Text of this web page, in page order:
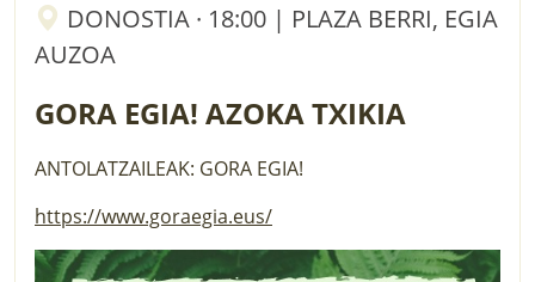
DONOSTIA · 18:00 | PLAZA BERRI, EGIA
AUZOA
GORA EGIA! AZOKA TXIKIA
ANTOLATZAILEAK: GORA EGIA!
https://www.goraegia.eus/